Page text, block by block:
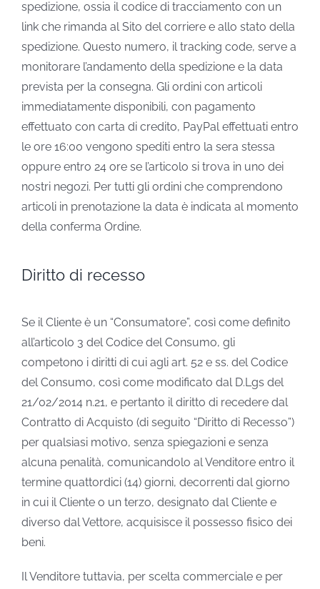
spedizione, ossia il codice di tracciamento con un
link che rimanda al Sito del corriere e allo stato della
spedizione. Questo numero, il tracking code, serve a
monitorare l’andamento della spedizione e la data
prevista per la consegna. Gli ordini con articoli
immediatamente disponibili, con pagamento
effettuato con carta di credito, PayPal effettuati entro
le ore 16:00 vengono spediti entro la sera stessa
oppure entro 24 ore se l’articolo si trova in uno dei
nostri negozi. Per tutti gli ordini che comprendono
articoli in prenotazione la data è indicata al momento
della conferma Ordine.
Diritto di recesso
Se il Cliente è un “Consumatore”, così come definito
all’articolo 3 del Codice del Consumo, gli
competono i diritti di cui agli art. 52 e ss. del Codice
del Consumo, così come modificato dal D.Lgs del
21/02/2014 n.21, e pertanto il diritto di recedere dal
Contratto di Acquisto (di seguito “Diritto di Recesso”)
per qualsiasi motivo, senza spiegazioni e senza
alcuna penalità, comunicandolo al Venditore entro il
termine quattordici (14) giorni, decorrenti dal giorno
in cui il Cliente o un terzo, designato dal Cliente e
diverso dal Vettore, acquisisce il possesso fisico dei
beni.
Il Venditore tuttavia, per scelta commerciale e per